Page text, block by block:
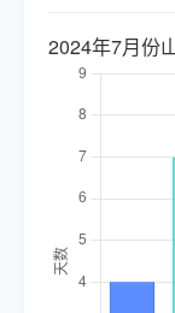
2024年7月份